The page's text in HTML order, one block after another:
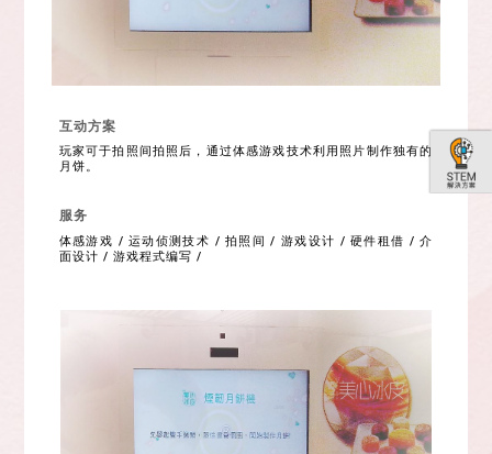
互动方案
玩家可于拍照间拍照后，通过体感游戏技术利用照片制作独有的
月饼。
服务
体感游戏 / 运动侦测技术 / 拍照间 / 游戏设计 / 硬件租借 / 介
面设计 / 游戏程式编写 /